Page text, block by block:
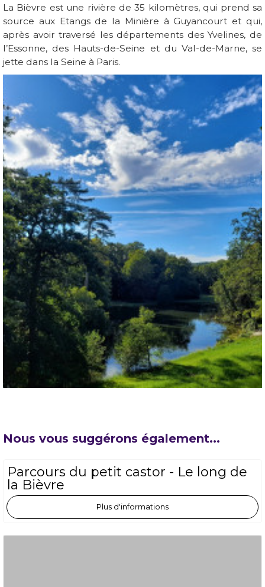
La Bièvre est une rivière de 35 kilomètres, qui prend sa
source aux Etangs de la Minière à Guyancourt et qui,
après avoir traversé les départements des Yvelines, de
l’Essonne, des Hauts-de-Seine et du Val-de-Marne, se
jette dans la Seine à Paris.
Nous vous suggérons également...
Parcours du petit castor - Le long de
la Bièvre
Plus d'informations